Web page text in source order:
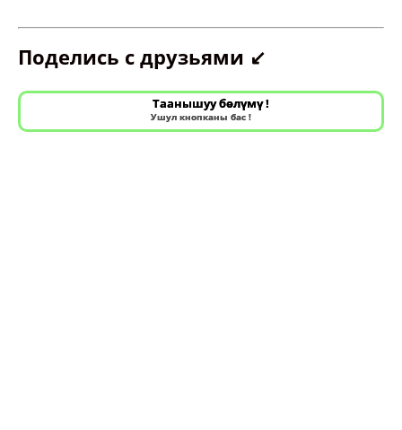
Поделись с друзьями ↙️
Таанышуу бөлүмү !
Ушул кнопканы бас !